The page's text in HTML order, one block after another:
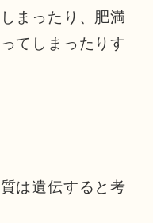
まったり、肥満
てしまったりす
は遺伝すると考